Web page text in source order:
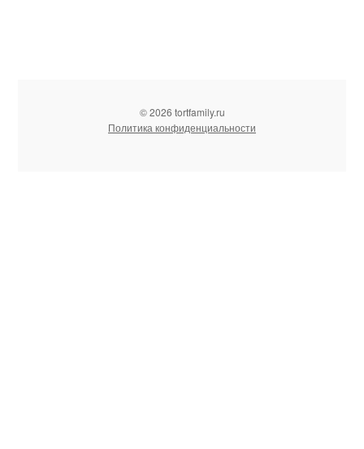
© 2026 tortfamily.ru
Политика конфиденциальности